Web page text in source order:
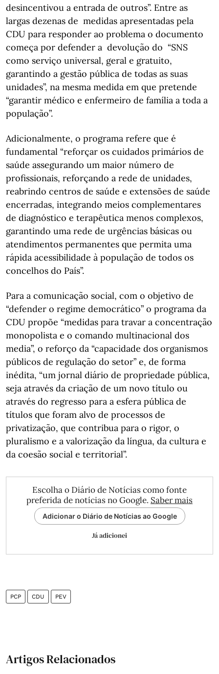
desincentivou a entrada de outros”. Entre as
largas dezenas de medidas apresentadas pela
CDU para responder ao problema o documento
começa por defender a devolução do “SNS
como serviço universal, geral e gratuito,
garantindo a gestão pública de todas as suas
unidades”, na mesma medida em que pretende
“garantir médico e enfermeiro de família a toda a
população”.
Adicionalmente, o programa refere que é
fundamental “reforçar os cuidados primários de
saúde assegurando um maior número de
profissionais, reforçando a rede de unidades,
reabrindo centros de saúde e extensões de saúde
encerradas, integrando meios complementares
de diagnóstico e terapêutica menos complexos,
garantindo uma rede de urgências básicas ou
atendimentos permanentes que permita uma
rápida acessibilidade à população de todos os
concelhos do País”.
Para a comunicação social, com o objetivo de
“defender o regime democrático” o programa da
CDU propõe “medidas para travar a concentração
monopolista e o comando multinacional dos
media”, o reforço da “capacidade dos organismos
públicos de regulação do setor” e, de forma
inédita, “um jornal diário de propriedade pública,
seja através da criação de um novo título ou
através do regresso para a esfera pública de
títulos que foram alvo de processos de
privatização, que contribua para o rigor, o
pluralismo e a valorização da língua, da cultura e
da coesão social e territorial”.
Escolha o Diário de Notícias como fonte
preferida de notícias no Google. Saber mais
Adicionar o Diário de Notícias ao Google
Já adicionei
PCP CDU PEV
Artigos Relacionados